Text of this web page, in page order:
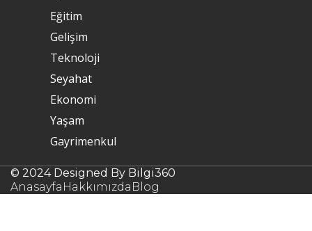
Eğitim
Gelişim
Teknoloji
Seyahat
Ekonomi
Yaşam
Gayrimenkul
© 2024 Designed By Bilgi360
Anasayfa Hakkımızda Blog